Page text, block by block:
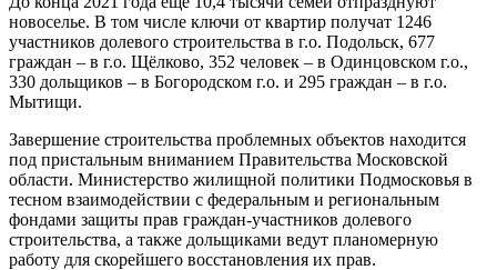
новоселье. В том числе ключи от квартир получат 1246
участников долевого строительства в г.о. Подольск, 677
граждан – в г.о. Щёлково, 352 человек – в Одинцовском г.о.,
330 дольщиков – в Богородском г.о. и 295 граждан – в г.о.
Мытищи.
Завершение строительства проблемных объектов находится
под пристальным вниманием Правительства Московской
области. Министерство жилищной политики Подмосковья в
тесном взаимодействии с федеральным и региональным
фондами защиты прав граждан-участников долевого
строительства, а также дольщиками ведут планомерную
работу для скорейшего восстановления их прав.